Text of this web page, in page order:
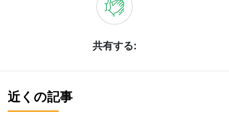
共有する:
近くの記事